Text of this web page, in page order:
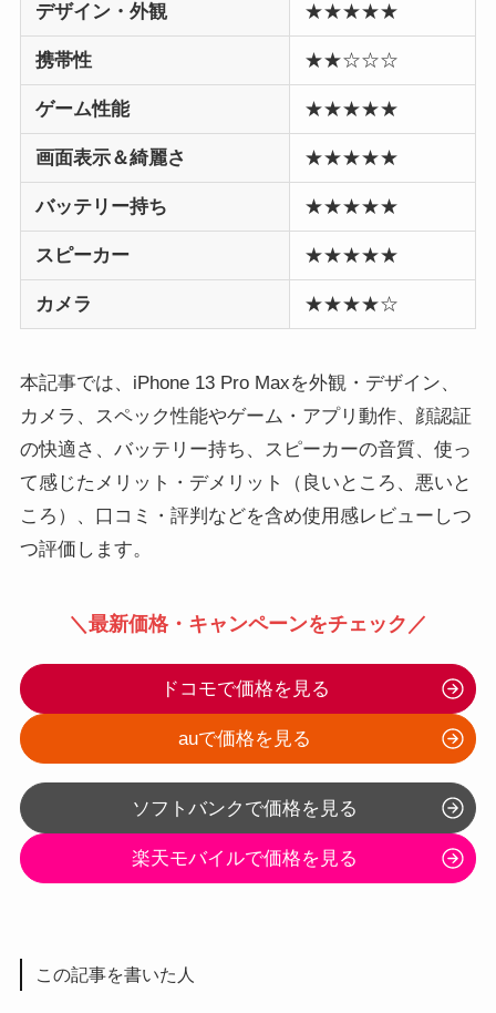
デザイン・外観 ★★★★★
携帯性 ★★☆☆☆
ゲーム性能 ★★★★★
画面表示＆綺麗さ ★★★★★
バッテリー持ち ★★★★★
スピーカー ★★★★★
カメラ ★★★★☆
本記事では、iPhone 13 Pro Maxを外観・デザイン、
カメラ、スペック性能やゲーム・アプリ動作、顔認証
の快適さ、バッテリー持ち、スピーカーの音質、使っ
て感じたメリット・デメリット（良いところ、悪いと
ころ）、口コミ・評判などを含め使用感レビューしつ
つ評価します。
＼最新価格・キャンペーンをチェック／
ドコモで価格を見る
auで価格を見る
ソフトバンクで価格を見る
楽天モバイルで価格を見る
この記事を書いた人